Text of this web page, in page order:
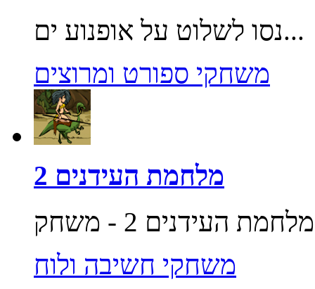
נסו לשלוט על אופנוע ים...
משחקי ספורט ומרוצים
מלחמת העידנים 2
משחקי חשיבה ולוח